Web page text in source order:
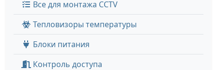
Все для монтажа CCTV
Тепловизоры температуры
Блоки питания
Контроль доступа